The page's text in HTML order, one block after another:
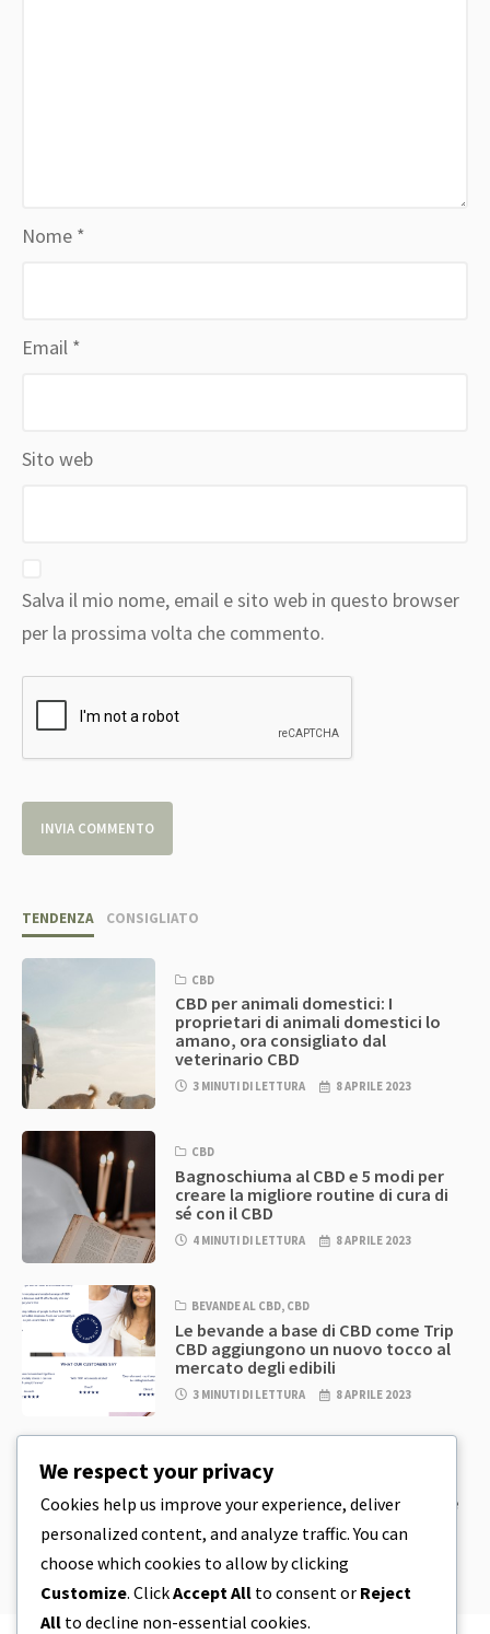
Nome *
Email *
Sito web
Salva il mio nome, email e sito web in questo browser
per la prossima volta che commento.
TENDENZA CONSIGLIATO
CBD
CBD per animali domestici: I
proprietari di animali domestici lo
amano, ora consigliato dal
veterinario CBD
3 MINUTI DI LETTURA 8 APRILE 2023
CBD
Bagnoschiuma al CBD e 5 modi per
creare la migliore routine di cura di
sé con il CBD
4 MINUTI DI LETTURA 8 APRILE 2023
BEVANDE AL CBD, CBD
Le bevande a base di CBD come Trip
CBD aggiungono un nuovo tocco al
mercato degli edibili
3 MINUTI DI LETTURA 8 APRILE 2023
CBD EDIBLES
Pasta per biscotti al CBD e prodotti
commestibili al CBD incredibilmente
semplici da preparare in casa
5 MINUTI DI LETTURA
We respect your privacy
Cookies help us improve your experience, deliver
personalized content, and analyze traffic. You can
choose which cookies to allow by clicking
Customize. ClickAccept All to consent or Reject
All to decline non-essential cookies.